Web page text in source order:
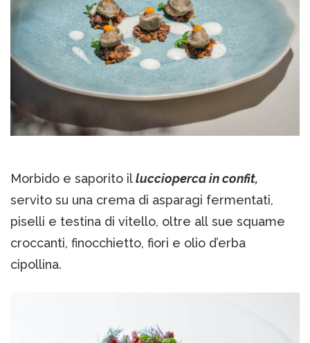
Morbido e saporito illuccioperca in confit,
servito su una crema di asparagi fermentati,
piselli e testina di vitello, oltre all sue squame
croccanti, finocchietto, fiori e olio d’erba
cipollina.